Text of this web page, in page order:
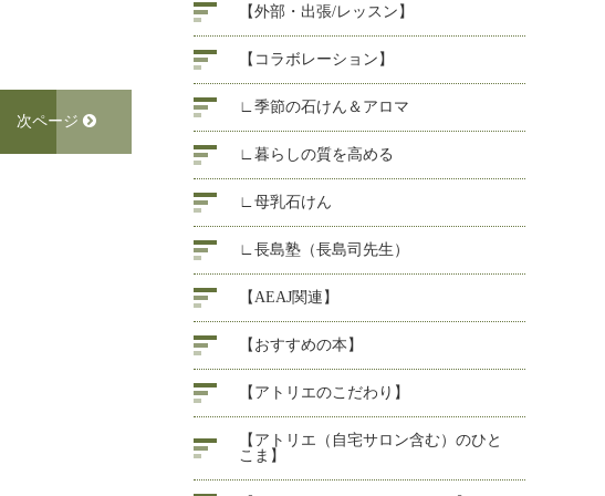
次ページ
【外部・出張/レッスン】
【コラボレーション】
∟季節の石けん＆アロマ
∟暮らしの質を高める
∟母乳石けん
∟長島塾（長島司先生）
【AEAJ関連】
【おすすめの本】
【アトリエのこだわり】
【アトリエ（自宅サロン含む）のひと
こま】